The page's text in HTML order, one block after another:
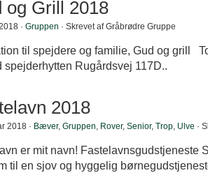
og Grill 2018
· Gruppen · Skrevet af Gråbrødre Gruppe
til spejdere og familie, Gud og grill
spejderhytten Rugårdsvej 117D..
2018
2018 · Bæver, Gruppen, Rover, Senior, Trop, Ulve ·
er mit navn! Fastelavnsgudstjeneste
til en sjov og hyggelig